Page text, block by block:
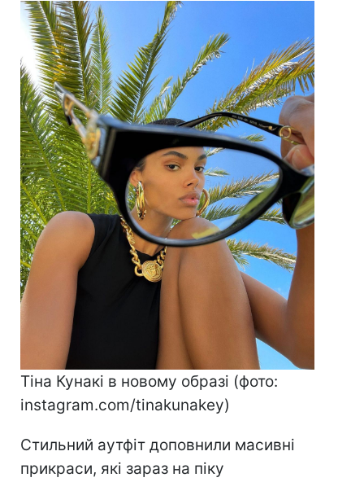
Тіна Кунакі в новому образі (фото:
instagram.com/tinakunakey)
Стильний аутфіт доповнили масивні
прикраси, які зараз на піку